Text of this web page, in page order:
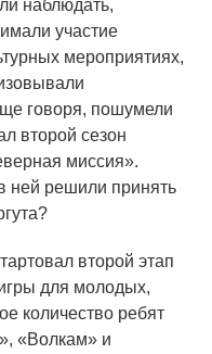
наблюдать,
участие
мероприятиях,
говоря, пошумели
второй сезон
миссия».
ней решили принять
второй этап
для молодых,
количество ребят
«Волкам» и